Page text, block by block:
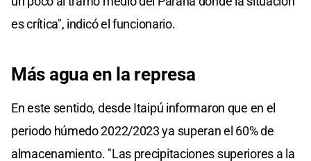
es crítica", indicó el funcionario.
Más agua en la represa
En este sentido, desde Itaipú informaron que en el
periodo húmedo 2022/2023 ya superan el 60% de
almacenamiento. "Las precipitaciones superiores a la